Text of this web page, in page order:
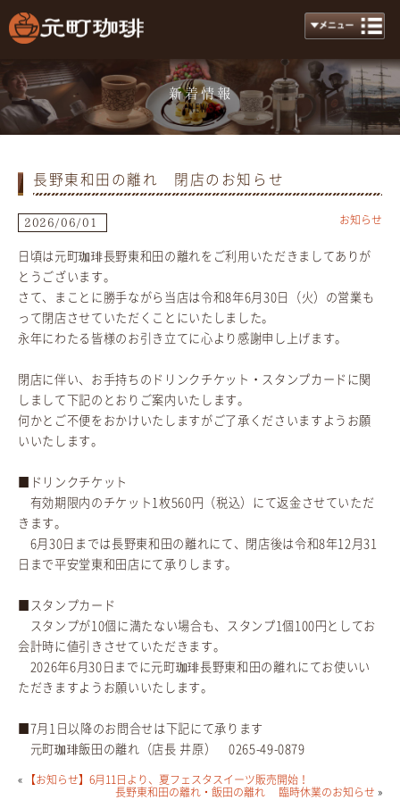
新着情報
News
長野東和田の離れ 閉店のお知らせ
お知らせ
2026/06/01
日頃は元町珈琲長野東和田の離れをご利用いただきましてありが
とうございます。
さて、まことに勝手ながら当店は令和8年6月30日（火）の営業も
って閉店させていただくことにいたしました。
永年にわたる皆様のお引き立てに心より感謝申し上げます。
閉店に伴い、お手持ちのドリンクチケット・スタンプカードに関
しまして下記のとおりご案内いたします。
何かとご不便をおかけいたしますがご了承くださいますようお願
いいたします。
■ドリンクチケット
有効期限内のチケット1枚560円（税込）にて返金させていただ
きます。
6月30日までは長野東和田の離れにて、閉店後は令和8年12月31
日まで平安堂東和田店にて承りします。
■スタンプカード
スタンプが10個に満たない場合も、スタンプ1個100円としてお
会計時に値引きさせていただきます。
2026年6月30日までに元町珈琲長野東和田の離れにてお使いい
ただきますようお願いいたします。
■7月1日以降のお問合せは下記にて承ります
元町珈琲飯田の離れ（店長 井原） 0265-49-0879
« 【お知らせ】6月11日より、夏フェスタスイーツ販売開始！
長野東和田の離れ・飯田の離れ 臨時休業のお知らせ »